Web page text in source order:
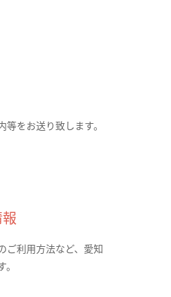
をお送り致します。
ご利用方法など、愛知